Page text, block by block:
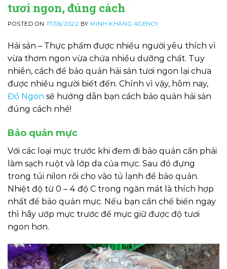
tươi ngon, đúng cách
POSTED ON 17/06/2022 BY MINH KHANG AGENCY
Hải sản – Thực phẩm được nhiều người yêu thích vì
vừa thơm ngon vừa chứa nhiều dưỡng chất. Tuy
nhiên, cách để bảo quản hải sản tươi ngon lại chưa
được nhiều người biết đến. Chính vì vậy, hôm nay,
Đồ Ngon sẽ hướng dẫn bạn cách bảo quản hải sản
đúng cách nhé!
Bảo quản mực
Với các loại mực trước khi đem đi bảo quản cần phải
làm sạch ruột và lớp da của mực. Sau đó đựng
trong túi nilon rồi cho vào tủ lạnh để bảo quản.
Nhiệt độ từ 0 – 4 độ C trong ngăn mát là thích hợp
nhất để bảo quản mực. Nếu bạn cần chế biến ngay
thì hãy ướp mực trước để mực giữ được độ tươi
ngon hơn.